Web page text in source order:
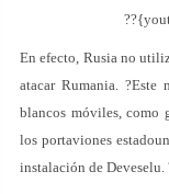
En efecto, Rusia no
atacar Rumania. ?Este
blancos móviles, como
los portaviones
instalación de Deveselu.